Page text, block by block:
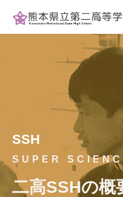
SSH
SUPER
二高SSHの概